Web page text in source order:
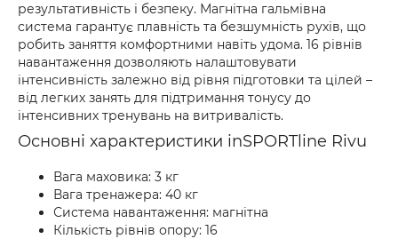
результативність і безпеку. Магнітна гальмівна
система гарантує плавність та безшумність рухів, що
робить заняття комфортними навіть удома. 16 рівнів
навантаження дозволяють налаштовувати
інтенсивність залежно від рівня підготовки та цілей –
від легких занять для підтримання тонусу до
інтенсивних тренувань на витривалість.
Основні характеристики inSPORTline Rivu
Вага маховика: 3 кг
Вага тренажера: 40 кг
Система навантаження: магнітна
Кількість рівнів опору: 16